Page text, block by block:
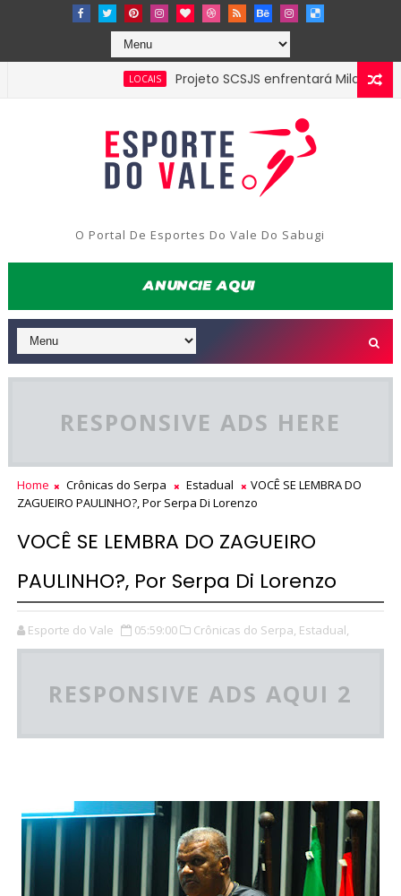
Projeto SCSJS enfrentará Milan de
O Portal De Esportes Do Vale Do Sabugi
RESPONSIVE ADS HERE
Home Crônicas do Serpa Estadual
VOCÊ SE LEMBRA DO
ZAGUEIRO PAULINHO?, Por Serpa Di Lorenzo
VOCÊ SE LEMBRA DO ZAGUEIRO
PAULINHO?, Por Serpa Di Lorenzo
Esporte do Vale 05:59:00 Crônicas do Serpa, Estadual,
RESPONSIVE ADS AQUI 2